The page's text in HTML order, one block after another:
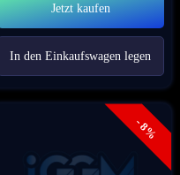
Jetzt kaufen
In den Einkaufswagen legen
- 8%